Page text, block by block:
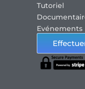
Tutoriel
Evénements